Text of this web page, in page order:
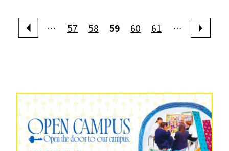
… 57 58 59 60 61 …